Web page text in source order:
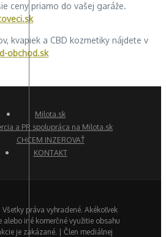
ceny priamo do vašej garáže.
kvapiek a CBD kozmetiky nájdete v
obchod.sk
Milota.sk
a PR spolupráca na Milota.sk
CHCEM INZEROVAŤ
KONTAKT
práva vyhradené. Akékoľvek
alebo iné komerčné využitie obsahu
je zakázané. | Člen mediálnej